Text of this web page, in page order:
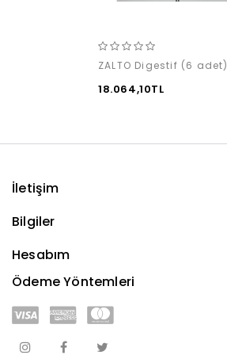
ZALTO Digestif (6 adet)
18.064,10TL
İletişim
Bilgiler
Hesabım
Ödeme Yöntemleri